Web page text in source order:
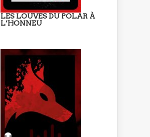
LES LOUVES DU POLAR À
L’HONNEU